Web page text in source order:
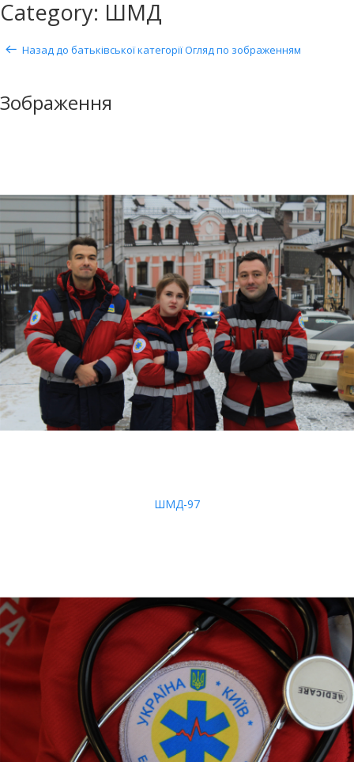
Category: ШМД
Назад до батьківської категоріїОгляд по зображенням
Зображення
ШМД-97